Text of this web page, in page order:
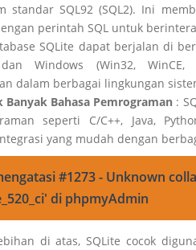
standar SQL92 (SQL2). Ini
perintah SQL untuk
SQLite dapat berjalan di
Windows (Win32,
dalam berbagai lingkungan
Bahasa Pemrograman :
seperti C/C++, Java,
yang mudah dengan
#1273 - Unknown
di phpmyAdmin
di atas, SQLite cocok